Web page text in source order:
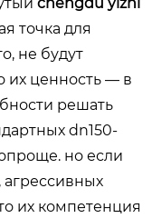
точка для
не будут
ценность — в
решать
dn150-
но если
агрессивных
их компетенция